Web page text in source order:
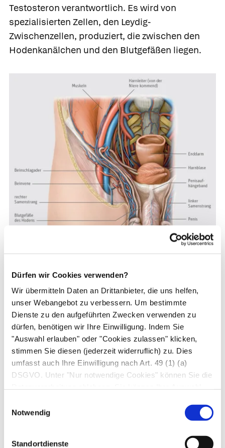
Dürfen wir Cookies verwenden?
Wir übermitteln Daten an Drittanbieter, die uns helfen,
unser Webangebot zu verbessern. Um bestimmte
Dienste zu den aufgeführten Zwecken verwenden zu
dürfen, benötigen wir Ihre Einwilligung. Indem Sie
"Auswahl erlauben" oder "Cookies zulassen" klicken,
stimmen Sie diesen (jederzeit widerruflich) zu. Dies
umfasst auch Ihre Einwilligung nach Art. 49 (1) (a)
DSGVO. Unter "Nur notwendige Cookies" können Sie die
Notwendig
Standortdienste
Testosteron verantwortlich. Es wird von
spezialisierten Zellen, den Leydig-
Zwischenzellen, produziert, die zwischen den
Hodenkanälchen und den Blutgefäßen liegen.
Ansicht der Geschlechtsorgane des Mannes von
vorne. Ungewöhnlich ist der Verlauf des Samenstrangs
(Funiculus spermaticus), der die Samen aus dem
Hoden zur Harnröhre transportiert: Wie in der
Abbildung zu sehen, beschreibt er dabei einen weiten
Bogen zur Bauchwand (links seitlich im Bild), um dann
im Leistenkanal wieder in die Bauch- und Beckenhöhle
einzutreten und die Prostata zu erreichen. Dieser
Hoden zunächst in der Bauchhöhle angelegt sind, und
Hodensack wandern.